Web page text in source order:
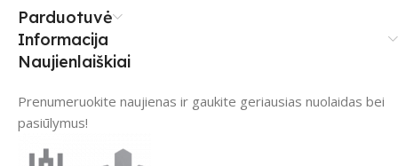
Parduotuvė
Informacija
Naujienlaiškiai
Prenumeruokite naujienas ir gaukite geriausias nuolaidas bei
pasiūlymus!